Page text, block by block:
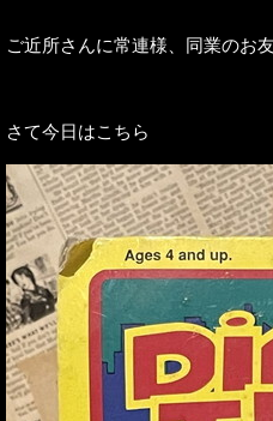
ご近所さんに常連様、同業のお
さて今日はこちら